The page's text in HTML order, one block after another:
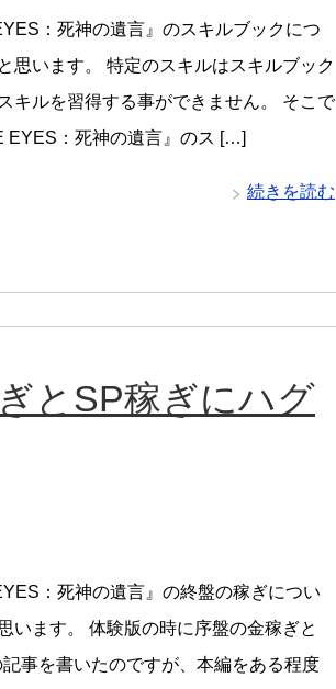
：死神の遺言』のスキルブックにつ
思います。 特定のスキルはスキルブック
キルを習得する事ができません。 そこで
EYES：死神の遺言』のス […]
続きを読む
とSP稼ぎにハグ
：死神の遺言』の終盤の稼ぎについ
います。 体験版の時に序盤の金稼ぎと
事を書いたのですが、本編をある程度